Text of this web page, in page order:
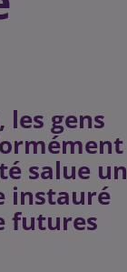
les gens
salue un
instauré
futures